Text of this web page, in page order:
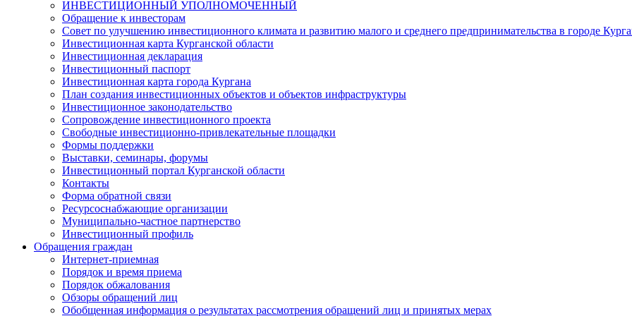
ИНВЕСТИЦИОННЫЙ УПОЛНОМОЧЕННЫЙ
Обращение к инвесторам
Совет по улучшению инвестиционного климата и развитию малого и среднего предпринимательства в городе
Инвестиционная карта Курганской области
Инвестиционная декларация
Инвестиционный паспорт
Инвестиционная карта города Кургана
План создания инвестиционных объектов и объектов инфраструктуры
Инвестиционное законодательство
Сопровождение инвестиционного проекта
Свободные инвестиционно-привлекательные площадки
Формы поддержки
Выставки, семинары, форумы
Инвестиционный портал Курганской области
Контакты
Форма обратной связи
Ресурсоснабжающие организации
Муниципально-частное партнерство
Инвестиционный профиль
Обращения граждан
Интернет-приемная
Порядок и время приема
Порядок обжалования
Обзоры обращений лиц
Обобщенная информация о результатах рассмотрения обращений лиц и принятых мерах